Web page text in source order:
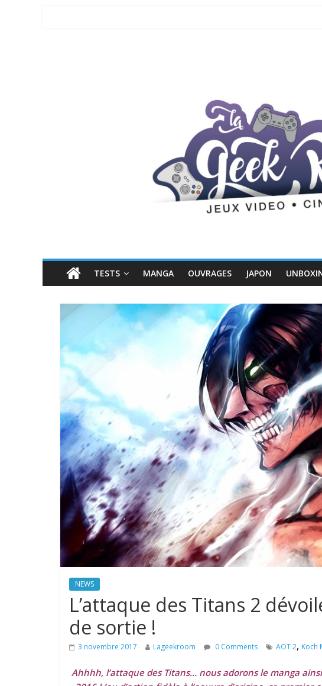
TESTS MANGA OUVRAGES JAPON
NEWS
L’attaque des Titans 2
de sortie !
3 novembre 2017 Lageekroom 0 Comments AOT 2, Koch
Ahhhh, l’attaque des Titans… nous adorons le manga